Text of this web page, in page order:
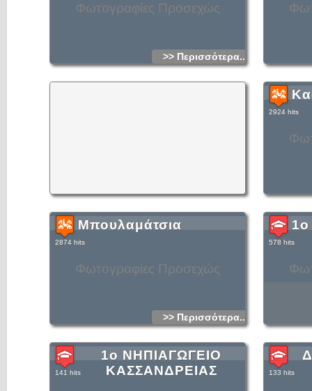
Φωτογραφίες Προσεχώς
>> Περισσότερα...
2924 hits
Φωτογραφίες Προσεχώς
Μπουλαμάτσια
2874 hits
>> Περισσότερα...
578 hits
1ο ΝΗΠΙΑΓΩΓΕΙΟ
ΚΑΣΣΑΝΔΡΕΙΑΣ
141 hits 133 hits